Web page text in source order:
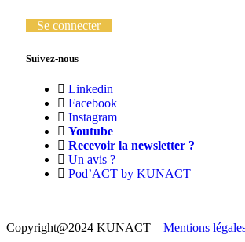
Se connecter
Suivez-nous
Linkedin
Facebook
Instagram
Youtube
Recevoir la newsletter ?
Un avis ?
Pod’ACT by KUNACT
Copyright@2024 KUNACT – Mentions